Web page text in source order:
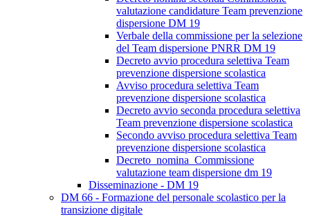
valutazione candidature Team prevenzione
dispersione DM 19
Verbale della commissione per la selezione
del Team dispersione PNRR DM 19
Decreto avvio procedura selettiva Team
prevenzione dispersione scolastica
Avviso procedura selettiva Team
prevenzione dispersione scolastica
Decreto avvio seconda procedura selettiva
Team prevenzione dispersione scolastica
Secondo avviso procedura selettiva Team
prevenzione dispersione scolastica
Decreto_nomina_Commissione
valutazione team dispersione dm 19
Disseminazione - DM 19
DM 66 - Formazione del personale scolastico per la
transizione digitale